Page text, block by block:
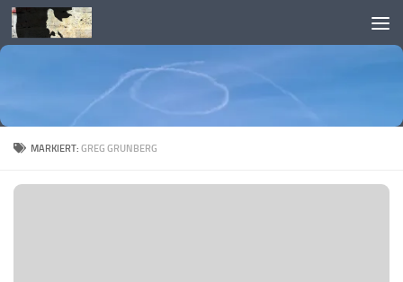
Skip to content
MARKIERT:GREG GRUNBERG